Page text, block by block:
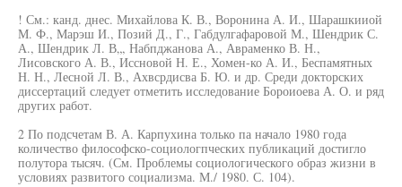
! См.: канд. днес. Михайлова К. В., Воронина А. И., Шарашкииой
М. Ф., Марэш И., Позий Д., Г., Габдулгафаровой М., Шендрик С.
А., Шендрик Л. В„, Набпджанова А., Авраменко В. Н.,
Лисовского А. В., Иссновой Н. Е., Хомен-ко А. И., Беспамятных
Н. Н., Лесной Л. В., Ахвсрдисва Б. Ю. и др. Среди докторских
диссертаций следует отметить исследование Бороиоева А. О. и ряд
других работ.
2 По подсчетам В. А. Карпухина только па начало 1980 года
количество философско-социологпческих публикаций достигло
полутора тысяч. (См. Проблемы социологического образ жизни в
условиях развитого социализма. М./ 1980. С. 104).